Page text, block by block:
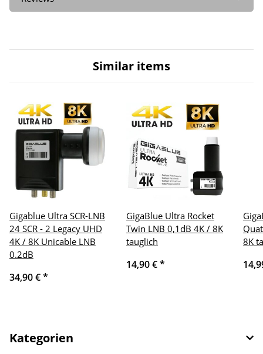
Similar items
Gigablue Ultra SCR-LNB
24 SCR - 2 Legacy UHD
4K / 8K Unicable LNB
0.2dB
34,90 €*
GigaBlue Ultra Rocket
Twin LNB 0,1dB 4K / 8K
tauglich
14,90 €*
8K
Kategorien